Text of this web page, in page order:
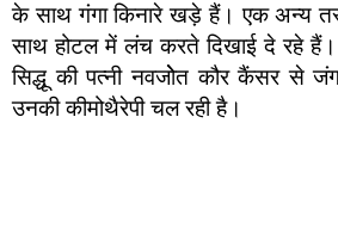
के साथ गंगा किनारे खड़े हैं। एक अन्य
साथ होटल में लंच करते दिखाई दे रहे हैं।
सिद्धू की पत्नी नवजोेत कौर कैंसर से
उनकी कीमोथैरेपी चल रही है।